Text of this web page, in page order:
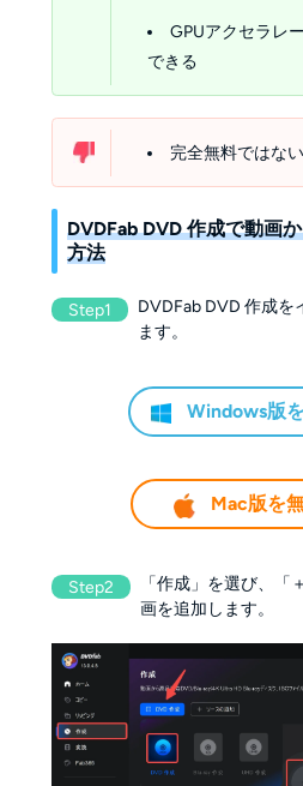
GPUアクセラレ
できる
完全無料ではない
DVDFab DVD 作成で動画
方法
Step1
DVDFab DVD 作成を
ます。
Windows版
Mac版を
Step2
「作成」を選び、「
画を追加します。